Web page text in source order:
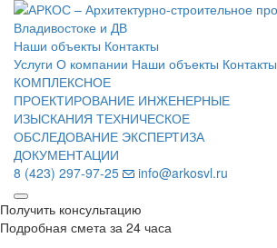
Наши объекты Контакты
Услуги О компании Наши объекты Контакты
КОМПЛЕКСНОЕ
ПРОЕКТИРОВАНИЕ ИНЖЕНЕРНЫЕ
ИЗЫСКАНИЯ ТЕХНИЧЕСКОЕ
ОБСЛЕДОВАНИЕ ЭКСПЕРТИЗА
ДОКУМЕНТАЦИИ
8 (423) 297-97-25
info@arkosvl.ru
Получить консультацию
Подробная смета за 24 часа